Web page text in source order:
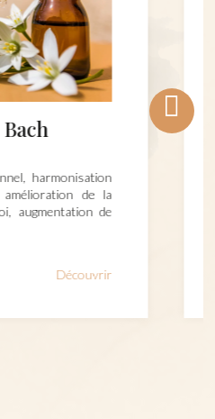
harmonisation
de la
augmentation de
Découvrir